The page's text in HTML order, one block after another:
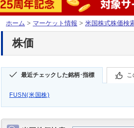
ホーム > マーケット情報 > 米国株式株価検
株価
最近チェックした銘柄･指標
FUSN(米国株)